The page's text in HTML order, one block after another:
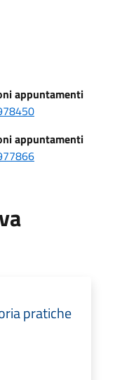
appuntamenti
appuntamenti
pratiche